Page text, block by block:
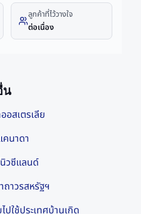
ลูกค้าที่ไว้วางใจ
ต่อเนื่อง
น
อสเตรเลีย
นาดา
วซีแลนด์
ถาวรสหรัฐฯ
ปใช้ประเทศบ้านเกิด